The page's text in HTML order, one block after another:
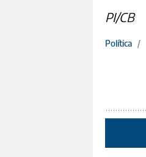
PI/CB
Política /